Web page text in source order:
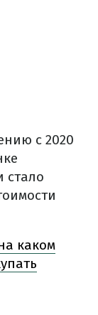
с 2020
стало
каком